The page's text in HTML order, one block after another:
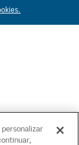
personalizar